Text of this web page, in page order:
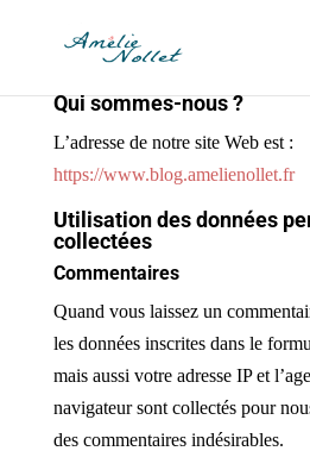
Qui sommes-nous ?
L’adresse de notre site Web est :
https://www.blog.amelienollet.fr
Utilisation des données
collectées
Commentaires
Quand vous laissez un
les données inscrites dans le
mais aussi votre adresse IP et
navigateur sont collectés pour
des commentaires indésirables.